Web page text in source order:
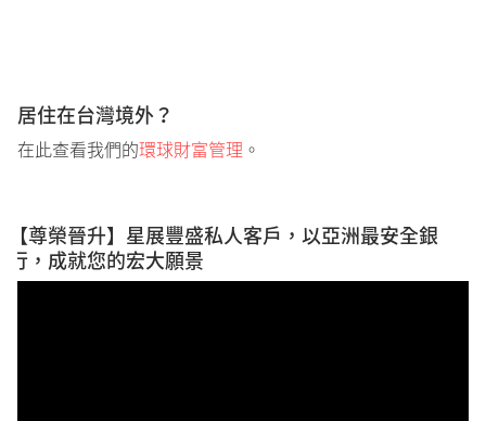
居住在台灣境外？
在此查看我們的環球財富管理 。
【尊榮晉升】星展豐盛私人客戶，以亞洲最安全銀
行，成就您的宏大願景